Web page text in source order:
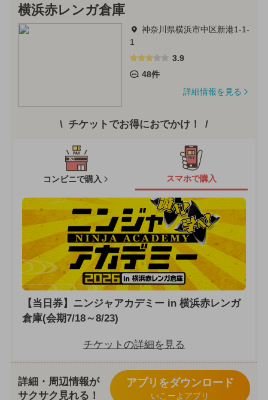
横浜赤レンガ倉庫
神奈川県横浜市中区新港1-1-
1
3.9
48件
詳細情報を見る
チケットでお得におでかけ！
コンビニで購入 スマホで購入
【当日券】ニンジャアカデミー in 横浜赤レンガ
倉庫(会期7/18～8/23)
チケットの詳細を見る
詳細・周辺情報が
サクサク見れる！
アプリをダウンロード
いこーよアプリ